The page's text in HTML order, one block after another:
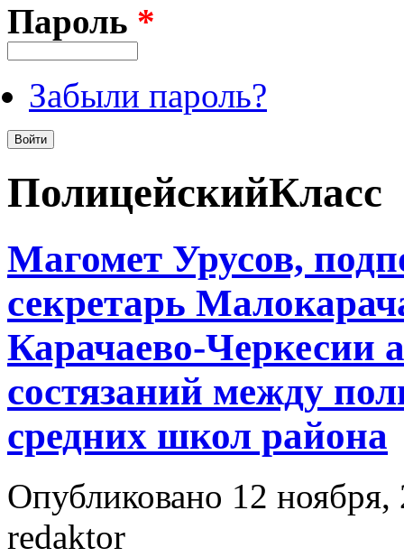
Пароль *
Забыли пароль?
ПолицейскийКласс
Магомет Урусов,
секретарь
Карачаево-Черкесии
состязаний между
средних школ района
Опубликовано 12 ноября,
redaktor